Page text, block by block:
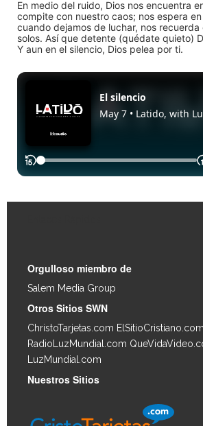
En medio del ruido, Dios nos encuentra
compite con nuestro caos; nos espera
cuando dejamos de luchar, nos recuerda
solos. Así que detente (quédate quieto)
Y aun en el silencio, Dios pelea por ti.
Orgulloso miembro de
Salem Media Group
Otros Sitios SWN
ChristoTarjetas.com ElSitioCristiano.com
RadioLuzMundial.com
LuzMundial.com
Nuestros Sitios